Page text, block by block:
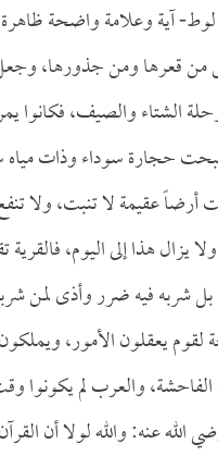
آية وعلامة واضحة ظاهرة
من قعرها ومن جذورها،
الشتاء والصيف، فكانوا
حجارة سوداء وذات مياه
عقيمة لا تنبت، ولا
يزال هذا إلى اليوم،
شربه فيه ضرر وأذى لمن
يعقلون الأمور،
والعرب لم يكونوا
الله عنه: والله لولا أن